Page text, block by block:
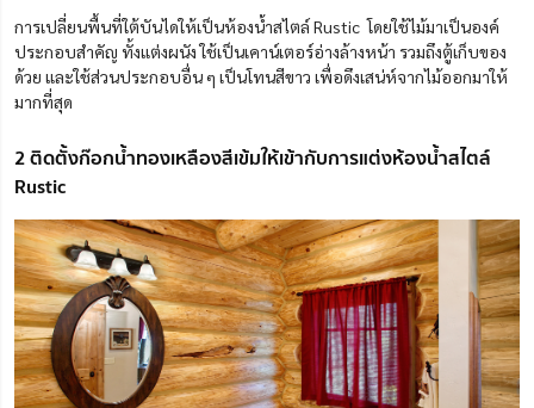
การเปลี่ยนพื้นที่ใต้บันไดให้เป็นห้องน้ำสไตล์ Rustic โดยใช้ไม้มาเป็นองค์
ประกอบสำคัญ ทั้งแต่งผนัง ใช้เป็นเคาน์เตอร์อ่างล้างหน้า รวมถึงตู้เก็บของ
ด้วย และใช้ส่วนประกอบอื่น ๆ เป็นโทนสีขาว เพื่อดึงเสน่ห์จากไม้ออกมาให้
มากที่สุด
2 ติดตั้งก๊อกน้ำทองเหลืองสีเข้มให้เข้ากับการแต่งห้องน้ำสไตล์
Rustic